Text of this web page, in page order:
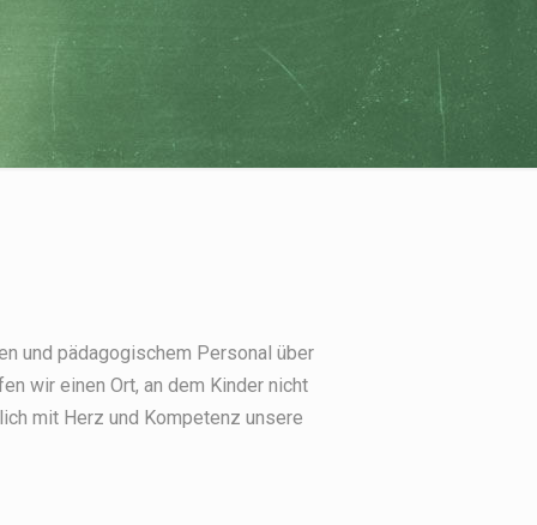
und pädagogischem Personal über
wir einen Ort, an dem Kinder nicht
mit Herz und Kompetenz unsere